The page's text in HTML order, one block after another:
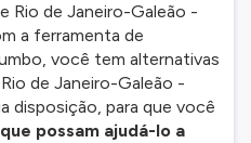
Rio de Janeiro-Galeão -
a ferramenta de
você tem alternativas
de Janeiro-Galeão -
disposição, para que você
possam ajudá-lo a